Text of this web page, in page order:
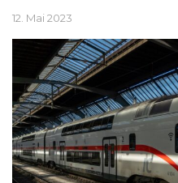
12. Mai 2023